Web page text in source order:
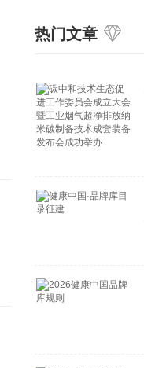
热门文章